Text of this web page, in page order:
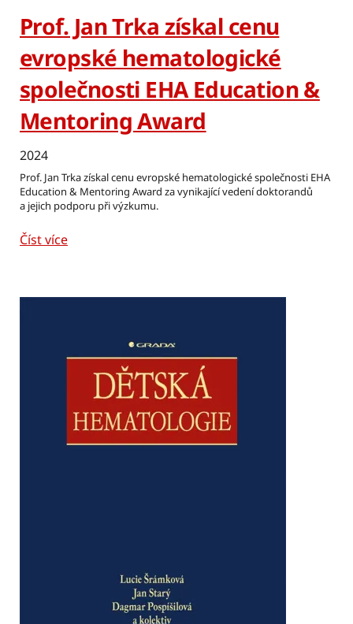
Prof. Jan Trka získal cenu
evropské hematologické
společnosti EHA Education &
Mentoring Award
2024
Prof. Jan Trka získal cenu evropské hematologické společnosti EHA
Education & Mentoring Award za vynikající vedení doktorandů
a jejich podporu při výzkumu.
Číst více